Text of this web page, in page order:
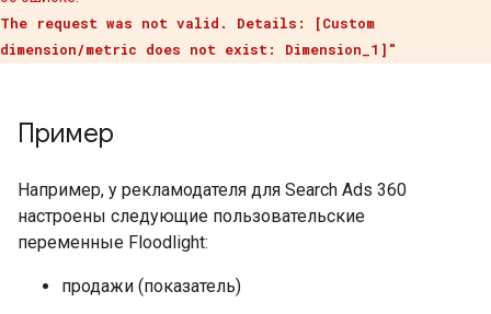
The request was not valid. Details: [Custom
dimension/metric does not exist: Dimension_1]"
Пример
Например, у рекламодателя для Search Ads 360
настроены следующие пользовательские
переменные Floodlight:
продажи (показатель)